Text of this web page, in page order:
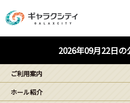
施設案内
西新井
文化ホール
ギャラクシティとは
2026年09月22日
ご利用案内
ホール紹介